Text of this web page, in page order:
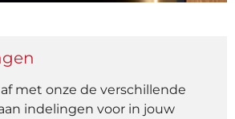
met onze de verschillende
indelingen voor in jouw